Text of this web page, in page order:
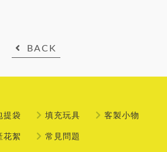
BACK
提袋 填充玩具 客製小物
花絮 常見問題